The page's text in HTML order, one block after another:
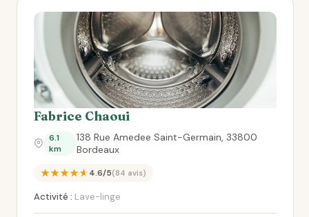
Fabrice Chaoui
6.1
km
138 Rue Amedee Saint-Germain, 33800
Bordeaux
★★★★★4.6/5(84 avis)
Activité : Lave-linge